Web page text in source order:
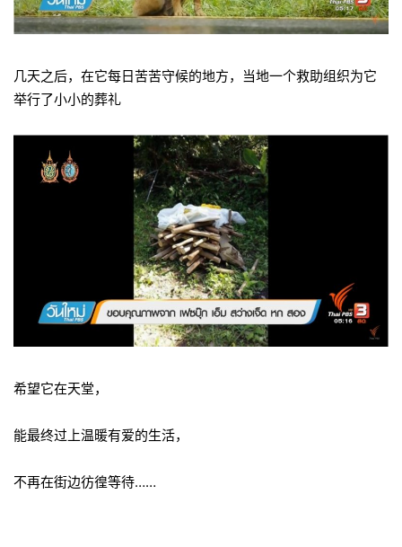
几天之后，在它每日苦苦守候的地方，当地一个救助组织为它
举行了小小的葬礼
希望它在天堂，
能最终过上温暖有爱的生活，
​不再在街边彷徨等待……